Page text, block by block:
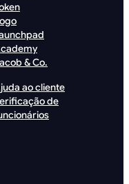
& Co.
ao cliente
de